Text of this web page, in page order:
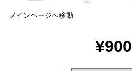
メインページへ移動
¥900